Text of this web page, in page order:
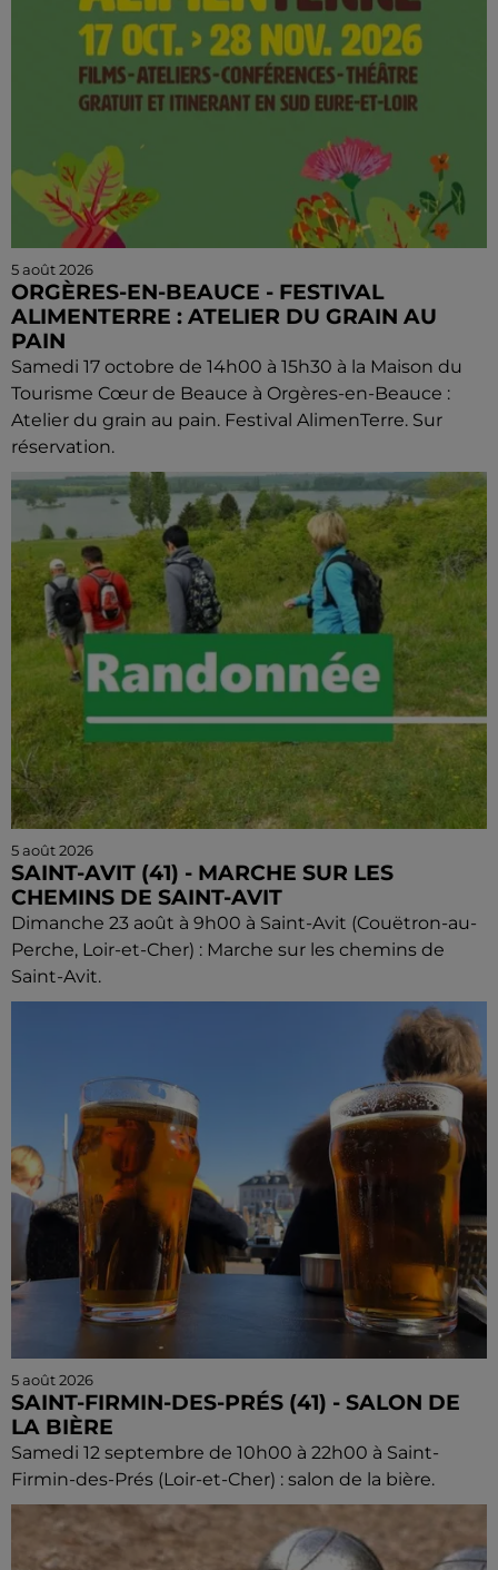
5 août 2026
ORGÈRES-EN-BEAUCE - FESTIVAL
ALIMENTERRE : ATELIER DU GRAIN AU
PAIN
Samedi 17 octobre de 14h00 à 15h30 à la Maison du
Tourisme Cœur de Beauce à Orgères-en-Beauce :
Atelier du grain au pain. Festival AlimenTerre. Sur
réservation.
5 août 2026
SAINT-AVIT (41) - MARCHE SUR LES
CHEMINS DE SAINT-AVIT
Dimanche 23 août à 9h00 à Saint-Avit (Couëtron-au-
Perche, Loir-et-Cher) : Marche sur les chemins de
Saint-Avit.
5 août 2026
SAINT-FIRMIN-DES-PRÉS (41) - SALON DE
LA BIÈRE
Samedi 12 septembre de 10h00 à 22h00 à Saint-
Firmin-des-Prés (Loir-et-Cher) : salon de la bière.